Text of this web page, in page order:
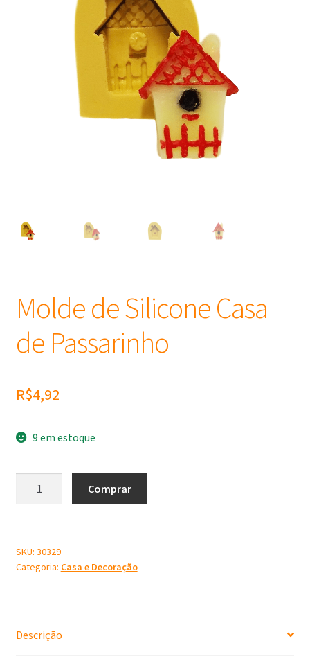
Matéria Prima
Óleos
Molde de Silicone Casa
de Passarinho
R$4,92
9 em estoque
de
Passarinho
Comprar
SKU: 30329
Categoria: Casa e Decoração
Descrição